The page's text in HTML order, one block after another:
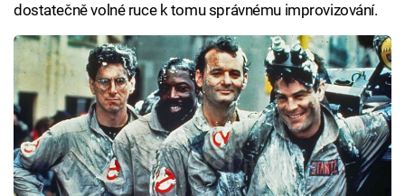
dostatečně volné ruce k tomu správnému improvizování.